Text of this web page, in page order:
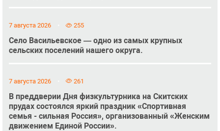
7 августа 2026 255
Село Васильевское — одно из самых крупных
сельских поселений нашего округа.
7 августа 2026 261
В преддверии Дня физкультурника на Скитских
прудах состоялся яркий праздник «Спортивная
семья - сильная Россия», организованный «Женским
движением Единой России».